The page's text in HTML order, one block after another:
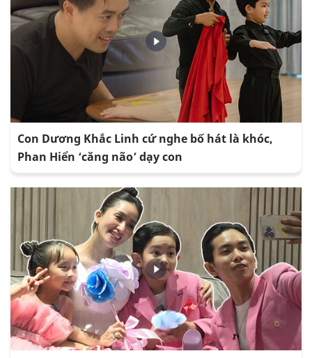
Con Dương Khắc Linh cứ nghe bố hát là khóc,
Phan Hiển ‘căng não’ dạy con